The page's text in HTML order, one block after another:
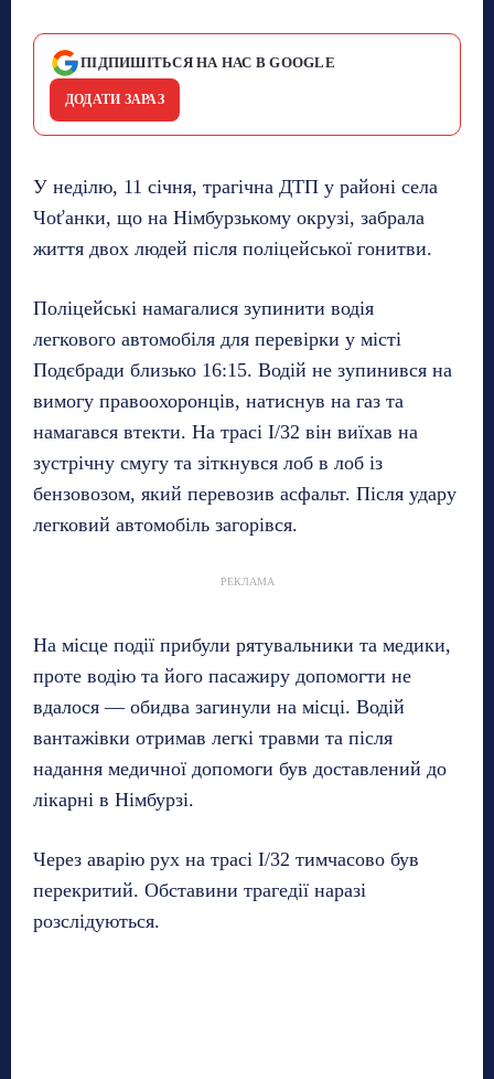
ПІДПИШІТЬСЯ НА НАС В GOOGLE
ДОДАТИ ЗАРАЗ
У неділю, 11 січня, трагічна ДТП у районі села
Чоťанки, що на Німбурзькому окрузі, забрала
життя двох людей після поліцейської гонитви.
Поліцейські намагалися зупинити водія
легкового автомобіля для перевірки у місті
Подєбради близько 16:15. Водій не зупинився на
вимогу правоохоронців, натиснув на газ та
намагався втекти. На трасі I/32 він виїхав на
зустрічну смугу та зіткнувся лоб в лоб із
бензовозом, який перевозив асфальт. Після удару
легковий автомобіль загорівся.
РЕКЛАМА
На місце події прибули рятувальники та медики,
проте водію та його пасажиру допомогти не
вдалося — обидва загинули на місці. Водій
вантажівки отримав легкі травми та після
надання медичної допомоги був доставлений до
лікарні в Німбурзі.
Через аварію рух на трасі I/32 тимчасово був
перекритий. Обставини трагедії наразі
розслідуються.